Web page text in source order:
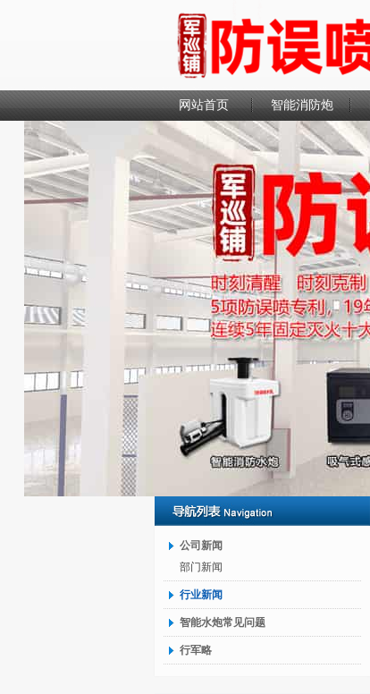
网站首页 智能消防炮
联系我们
公司新闻
部门新闻
行业新闻
智能水炮常见问题
行军略